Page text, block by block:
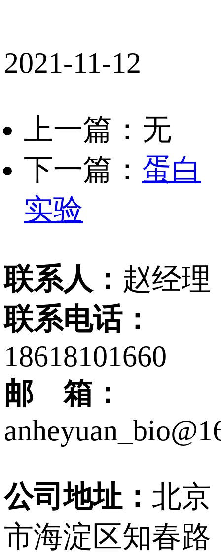
2021-11-12
上一篇：无
下一篇： 蛋白
实验
联系人： 赵经理
联系电话：
18618101660
邮 箱：
公司地址： 北京
市海淀区知春路